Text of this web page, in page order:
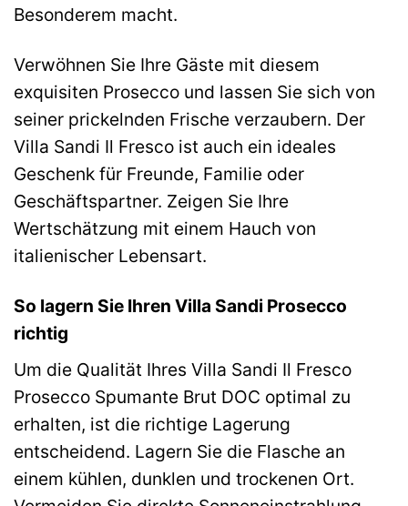
Besonderem macht.
Verwöhnen Sie Ihre Gäste mit diesem
exquisiten Prosecco und lassen Sie sich von
seiner prickelnden Frische verzaubern. Der
Villa Sandi Il Fresco ist auch ein ideales
Geschenk für Freunde, Familie oder
Geschäftspartner. Zeigen Sie Ihre
Wertschätzung mit einem Hauch von
italienischer Lebensart.
So lagern Sie Ihren Villa Sandi Prosecco
richtig
Um die Qualität Ihres Villa Sandi Il Fresco
Prosecco Spumante Brut DOC optimal zu
erhalten, ist die richtige Lagerung
entscheidend. Lagern Sie die Flasche an
einem kühlen, dunklen und trockenen Ort.